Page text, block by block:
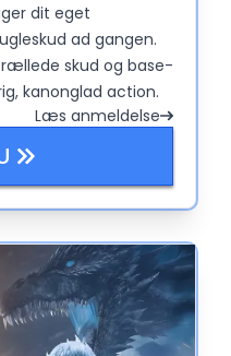
dit eget
ad gangen.
skud og base-
kanonglad action.
Læs anmeldelse